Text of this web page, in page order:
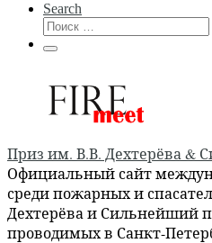
Search
Поиск
Меню
Приз им. В.В. Дехтерёва
Официальный сайт
среди пожарных и
Дехтерёва и Сильнейший
проводимых в Санкт-